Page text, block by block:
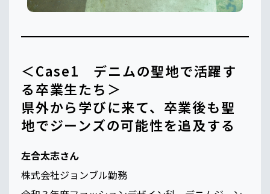
＜Case1 デニムの聖地で活躍す
る卒業生たち＞
県外から学びに来て、卒業後も聖
地でジーンズの可能性を追及する
左合太志さん
株式会社ジョンブル勤務